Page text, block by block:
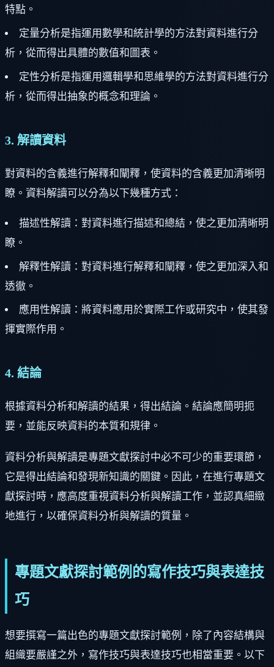
特點。
定量分析是指運用數學和統計學的方法對資料進行分
析，從而得出具體的數值和圖表。
定性分析是指運用邏輯學和思維學的方法對資料進行分
析，從而得出抽象的概念和理論。
3. 解讀資料
對資料的含義進行解釋和闡釋，使資料的含義更加清晰明
瞭。資料解讀可以分為以下幾種方式：
描述性解讀：對資料進行描述和總結，使之更加清晰明
瞭。
解釋性解讀：對資料進行解釋和闡釋，使之更加深入和
透徹。
應用性解讀：將資料應用於實際工作或研究中，使其發
揮實際作用。
4. 結論
根據資料分析和解讀的結果，得出結論。結論應簡明扼
要，並能反映資料的本質和規律。
資料分析與解讀是專題文獻探討中必不可少的重要環節，
它是得出結論和發現新知識的關鍵。因此，在進行專題文
獻探討時，應高度重視資料分析與解讀工作，並認真細緻
地進行，以確保資料分析與解讀的質量。
專題文獻探討範例的寫作技巧與表達技
巧
想要撰寫一篇出色的專題文獻探討範例，除了內容結構與
組織要嚴謹之外，寫作技巧與表達技巧也相當重要。以下